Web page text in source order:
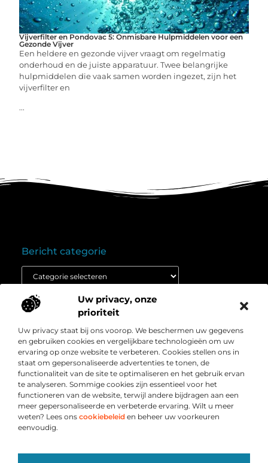
Uw privacy, onze
prioriteit
Uw privacy staat bij ons voorop. We beschermen uw gegevens
en gebruiken cookies en vergelijkbare technologieën om uw
ervaring op onze website te verbeteren. Cookies stellen ons in
staat om gepersonaliseerde advertenties te tonen, de
functionaliteit van de site te optimaliseren en het gebruik ervan
te analyseren. Sommige cookies zijn essentieel voor het
functioneren van de website, terwijl andere bijdragen aan een
meer gepersonaliseerde en verbeterde ervaring. Wilt u meer
weten? Lees ons cookiebeleid en beheer uw voorkeuren
eenvoudig.
Vijverfilter en Pondovac 5: Onmisbare Hulpmiddelen voor een
Gezonde Vijver
Een heldere en gezonde vijver vraagt om regelmatig
onderhoud en de juiste apparatuur. Twee belangrijke
hulpmiddelen die vaak samen worden ingezet, zijn het
vijverfilter en
...
Over
Bedrijf
” Het platform voor slimme inzichten en
conversieboosts “
Duik in waardevolle content, praktische strategieën en
inspirerende cases die jouw webshop naar een hoger
niveau tillen. Welkom bij Webshop-conversie.nl – jouw
bron voor resultaatgerichte kennis en online groei.
Onze informatie
Bericht categorie